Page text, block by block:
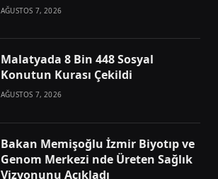
AĞUSTOS 7, 2026
Malatyada 8 Bin 448 Sosyal
Konutun Kurası Çekildi
AĞUSTOS 7, 2026
Bakan Memişoğlu İzmir Biyotıp ve
Genom Merkezi nde Üreten Sağlık
Vizyonunu Açıkladı